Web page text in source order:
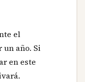
el
año. Si
en este